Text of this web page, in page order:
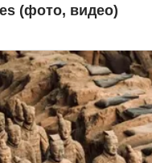
(фото, видео)